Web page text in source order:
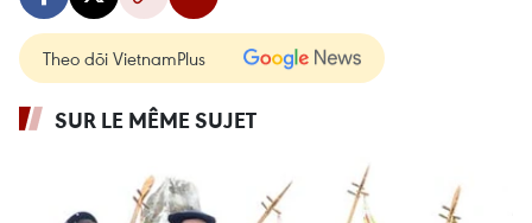
Theo dõi VietnamPlus
SUR LE MÊME SUJET